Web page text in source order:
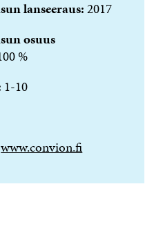
lanseeraus:2017
osuus
%
1-10
www.convion.fi